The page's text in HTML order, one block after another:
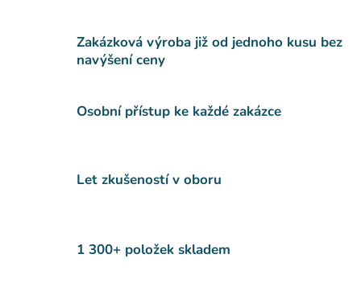
Zakázková výroba již od jednoho kusu bez
navýšení ceny
Osobní přístup ke každé zakázce
Let zkušeností v oboru
1 300+ položek skladem